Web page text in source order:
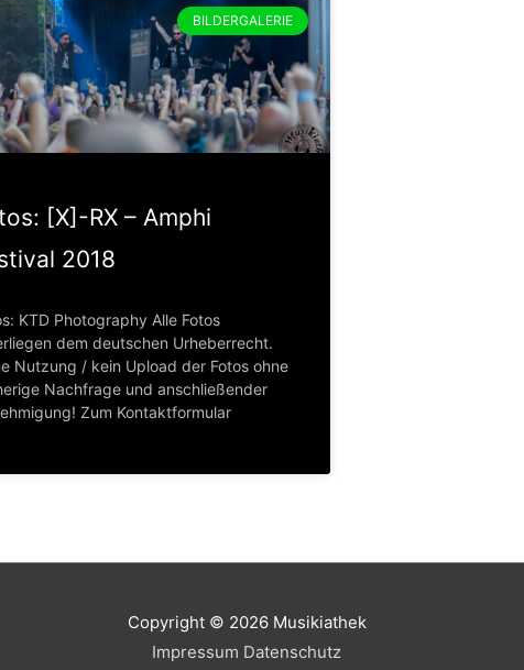
BILDERGALERIE
[X]-RX – Amphi
2018
KTD Photography Alle Fotos
dem deutschen Urheberrecht.
Nutzung / kein Upload der Fotos ohne
Nachfrage und anschließender
Zum Kontaktformular
Copyright © 2026 Musikiathek
Impressum Datenschutz